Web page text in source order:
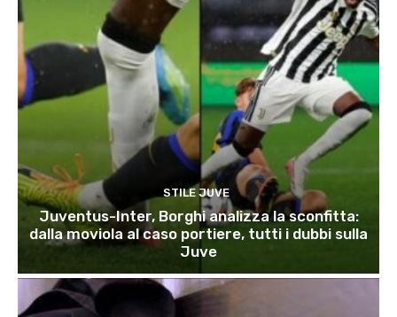
STILE JUVE
Juventus-Inter, Borghi analizza la sconfitta:
dalla moviola al caso portiere, tutti i dubbi sulla
Juve